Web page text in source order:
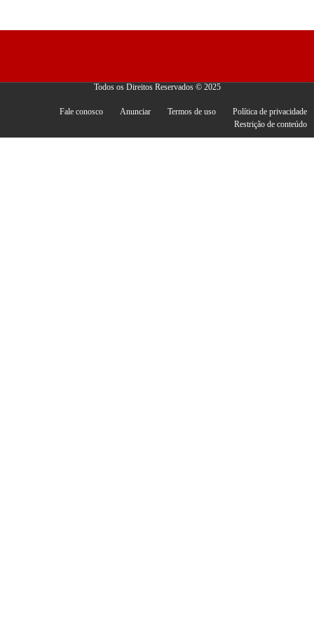
Todos os Direitos Reservados © 2025
Fale conosco Anunciar Termos de uso
Política de privacidade
Restrição de conteúdo